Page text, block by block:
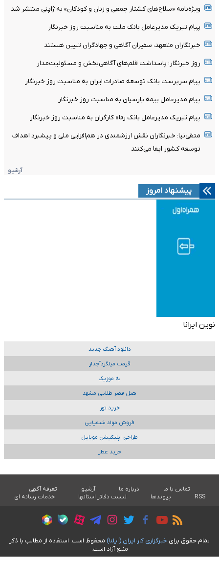
ویژه‌نامه «سلاح‌های کشتار جمعی و زنان و کودکان» به ژاپنی منتشر شد
پیام تبریک مدیرعامل بانک ملت به مناسبت روز خبرنگار
خبرنگاران متعهد، سفیران آگاهی و جهادگران تبیین هستند
روز خبرنگار؛ پاسداشت قلم‌های آگاهی‌بخش و مسئولیت‌مدار
پیام سرپرست بانک توسعه صادرات ایران به مناسبت روز خبرنگار
پیام مدیرعامل بیمه پارسیان به مناسبت روز خبرنگار
پیام تبریک مدیرعامل بانک رفاه کارگران به مناسبت روز خبرنگار
متقی‌نیا: خبرنگاران نقش ارزشمندی در هم‌افزایی ملی و پیشبرد اهداف
توسعه کشور ایفا می‌کنند
آرشیو
پیشنهاد امروز
نوین ایرانا
دانلود آهنگ جدید
قیمت میلگردآجدار
به موزیک
هتل قصر طلایی مشهد
خرید تور
فروش مواد شیمیایی
طراحی اپلیکیشن موبایل
خرید عطر
تماس با ما درباره ما آرشیو
تعرفه آگهی
RSS
پیوندها لیست دفاتر استانها خدمات رسانه ای
تمام حقوق برای خبرگزاری کار ايران (ايلنا) محفوظ است. استفاده از مطالب با ذکر
منبع آزاد است.